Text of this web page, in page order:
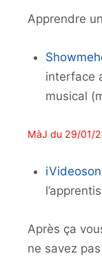
Apprendre
interface
musical
MàJ du 29/01/
Après ça
ne savez